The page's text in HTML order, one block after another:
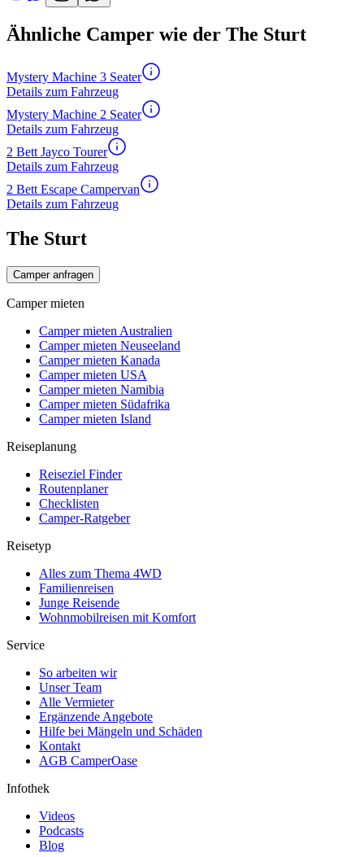
Ähnliche Camper wie der The Sturt
Mystery Machine 3 Seater
Details zum Fahrzeug
Mystery Machine 2 Seater
Details zum Fahrzeug
2 Bett Jayco Tourer
Details zum Fahrzeug
2 Bett Escape Campervan
Details zum Fahrzeug
The Sturt
Camper anfragen
Camper mieten
Camper mieten Australien
Camper mieten Neuseeland
Camper mieten Kanada
Camper mieten USA
Camper mieten Namibia
Camper mieten Südafrika
Camper mieten Island
Reiseplanung
Reiseziel Finder
Routenplaner
Checklisten
Camper-Ratgeber
Reisetyp
Alles zum Thema 4WD
Familienreisen
Junge Reisende
Wohnmobilreisen mit Komfort
Service
So arbeiten wir
Unser Team
Alle Vermieter
Ergänzende Angebote
Hilfe bei Mängeln und Schäden
Kontakt
AGB CamperOase
Infothek
Videos
Podcasts
Blog